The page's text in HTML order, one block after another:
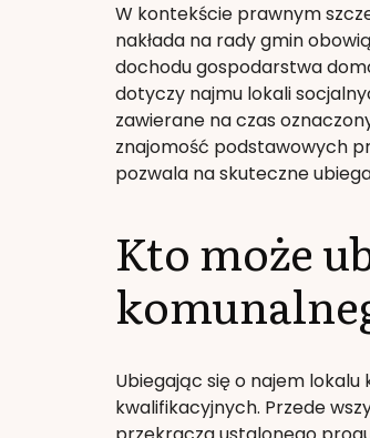
W kontekście prawnym
nakłada na rady gmin
dochodu gospodarstwa
dotyczy najmu lokali
zawierane na czas
znajomość podstawowych
pozwala na skuteczne
Kto może
Ubiegając się o najem
kwalifikacyjnych. Przede